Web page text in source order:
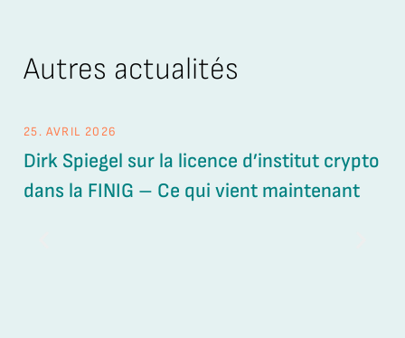
Autres actualités
25. AVRIL 2026
Dirk Spiegel sur la licence d’institut crypto
dans la FINIG – Ce qui vient maintenant